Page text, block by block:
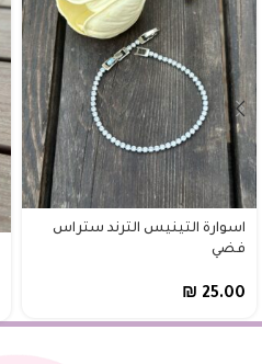
اسوارة التينيس الترند ستراس
فضي
₪ 25.00